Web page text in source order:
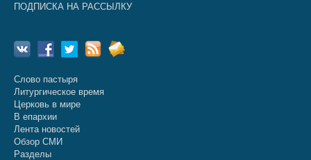
ПОДПИСКА НА РАССЫЛКУ
Слово пастыря
Литургическое время
Церковь в мире
В епархии
Лента новостей
Обзор СМИ
Разделы